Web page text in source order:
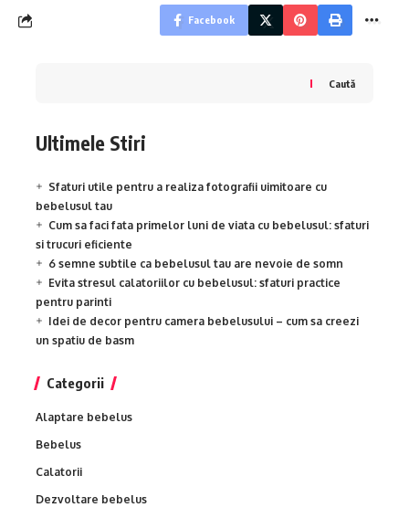
Facebook
Caută
Ultimele Stiri
Sfaturi utile pentru a realiza fotografii uimitoare cu
bebelusul tau
Cum sa faci fata primelor luni de viata cu bebelusul: sfaturi
si trucuri eficiente
6 semne subtile ca bebelusul tau are nevoie de somn
Evita stresul calatoriilor cu bebelusul: sfaturi practice
pentru parinti
Idei de decor pentru camera bebelusului – cum sa creezi
un spatiu de basm
Categorii
Alaptare bebelus
Bebelus
Calatorii
Dezvoltare bebelus